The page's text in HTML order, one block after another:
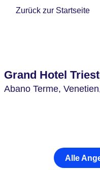
Zurück zur Startseite
Grand Hotel
Abano Terme,
Alle